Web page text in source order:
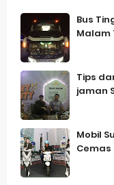
Bus
Malam
Tips
jaman
Mobil
Cemas